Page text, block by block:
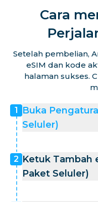
Cara
Setelah pembelian,
eSIM dan kode
halaman sukses.
1
Buka
Seluler)
2 Ketuk Tambah
Paket Seluler)